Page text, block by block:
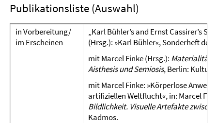
Publikationsliste (Auswahl)
in Vorbereitung/
im Erscheinen
„Karl Bühler’s and Ernst Cassirer’s
(Hrsg.): »Karl Bühler«, Sonderheft
mit Marcel Finke (Hrsg.): Materialität
Aisthesis und Semiosis, Berlin:
mit Marcel Finke: »Körperlose
artifiziellen Weltflucht«, in: Marcel
Bildlichkeit. Visuelle Artefakte
Kadmos.